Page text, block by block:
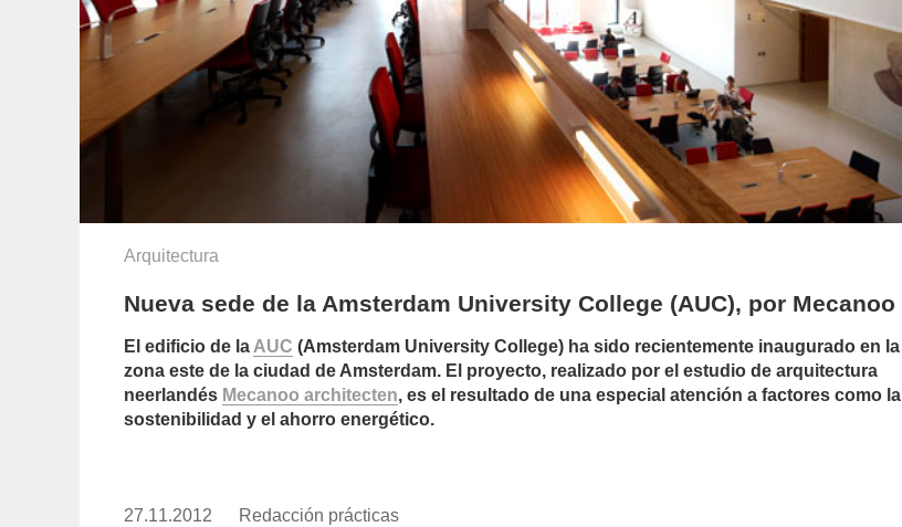
Arquitectura
Nueva sede de la Amsterdam University College (AUC), por Mecanoo
El edificio de la AUC (Amsterdam University College) ha sido recientemente inaugurado en la
zona este de la ciudad de Amsterdam. El proyecto, realizado por el estudio de arquitectura
neerlandés Mecanoo architecten, es el resultado de una especial atención a factores como la
sostenibilidad y el ahorro energético.
Publicado
27.11.2012
https://www.experimenta.es/author/redaccion-
Redacción prácticas